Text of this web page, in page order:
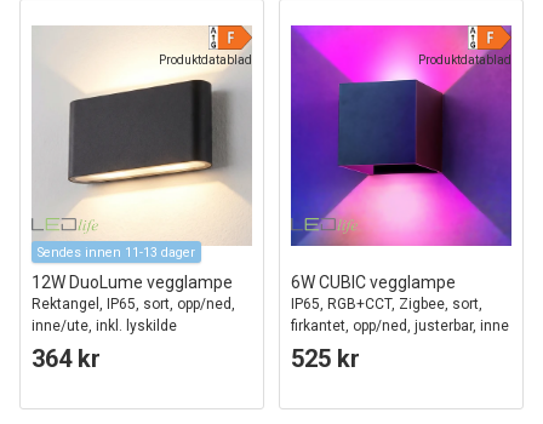
Produktdatablad
Sendes innen 11-13 dager
12W DuoLume vegglampe
Rektangel, IP65, sort, opp/ned,
inne/ute, inkl. lyskilde
364 kr
Produktdatablad
6W CUBIC vegglampe
IP65, RGB+CCT, Zigbee, sort,
firkantet, opp/ned, justerbar, inne
/ ute, inkl. lyskilde
525 kr